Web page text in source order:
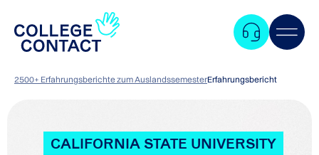
2500+ Erfahrungsberichte zum AuslandssemesterErfahrungsbericht
CALIFORNIA STATE UNIVERSITY